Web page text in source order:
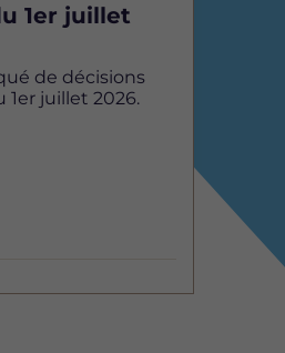
1er juillet
de décisions
1er juillet 2026.